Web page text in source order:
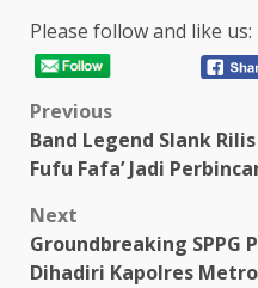
Please follow and like us:
Post
navigation
Previous
Band Legend Slank
Fufu Fafa’ Jadi
Next
Groundbreaking SPPG
Dihadiri Kapolres